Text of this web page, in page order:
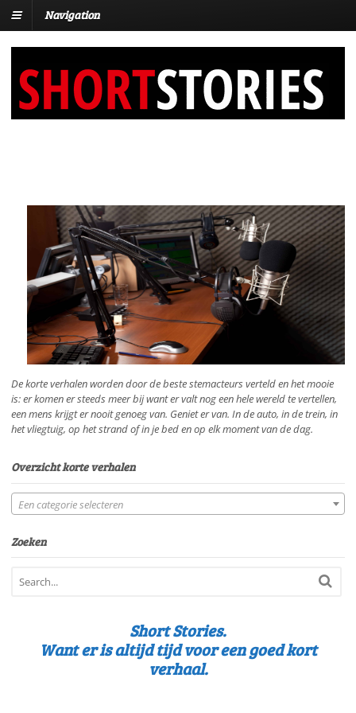
Navigation
De korte verhalen worden door de beste stemacteurs verteld en het mooie
is: er komen er steeds meer bij want er valt nog een hele wereld te vertellen,
een mens krijgt er nooit genoeg van. Geniet er van. In de auto, in de trein, in
het vliegtuig, op het strand of in je bed en op elk moment van de dag.
Overzicht korte verhalen
Een categorie selecteren
Zoeken
Short Stories.
Want er is altijd tijd voor een goed kort
verhaal.